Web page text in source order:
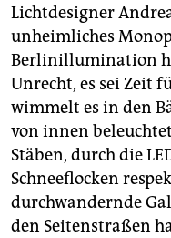
Lichtdesigner
unheimliches
Berlinillumination
Unrecht, es sei Zeit
wimmelt es in den
von innen
Stäben, durch die
Schneeflocken
durchwandernde
den Seitenstraßen